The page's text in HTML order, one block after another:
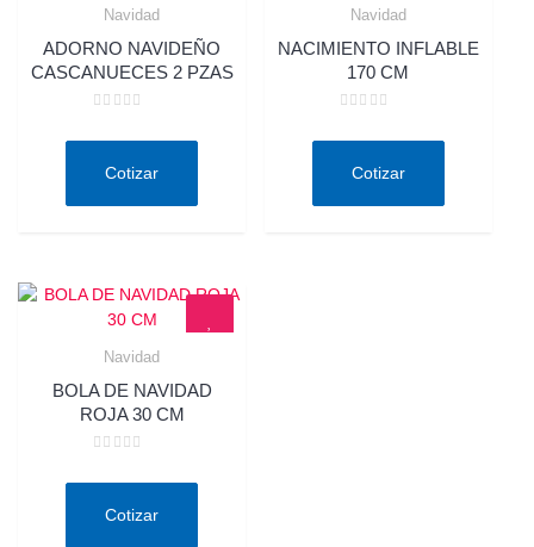
Navidad
ADORNO NAVIDEÑO
CASCANUECES 2 PZAS
deCotizar
Navidad
NACIMIENTO INFLABLE
170 CM
deCotizar
Navidad
BOLA DE NAVIDAD
ROJA 30 CM
deCotizar